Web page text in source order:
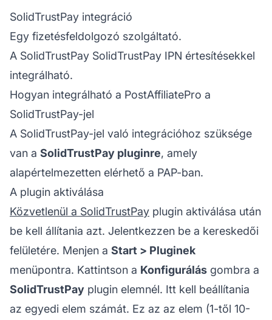
SolidTrustPay integráció
Egy fizetésfeldolgozó szolgáltató.
A SolidTrustPay SolidTrustPay IPN értesítésekkel
integrálható.
Hogyan integrálható a PostAffiliatePro a
SolidTrustPay-jel
A SolidTrustPay-jel való integrációhoz szüksége
van a SolidTrustPay pluginre, amely
alapértelmezetten elérhető a PAP-ban.
A plugin aktiválása
Közvetlenül a SolidTrustPay plugin aktiválása után
be kell állítania azt. Jelentkezzen be a kereskedői
felületére. Menjen a Start > Pluginek
menüpontra. Kattintson a Konfigurálás gombra a
SolidTrustPay plugin elemnél. Itt kell beállítania
az egyedi elem számát. Ez az az elem (1-től 10-